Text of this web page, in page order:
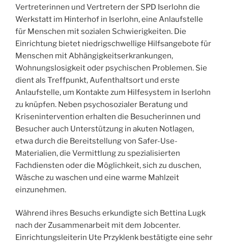
Vertreterinnen und Vertretern der SPD Iserlohn die
Werkstatt im Hinterhof in Iserlohn, eine Anlaufstelle
für Menschen mit sozialen Schwierigkeiten. Die
Einrichtung bietet niedrigschwellige Hilfsangebote für
Menschen mit Abhängigkeitserkrankungen,
Wohnungslosigkeit oder psychischen Problemen. Sie
dient als Treffpunkt, Aufenthaltsort und erste
Anlaufstelle, um Kontakte zum Hilfesystem in Iserlohn
zu knüpfen. Neben psychosozialer Beratung und
Krisenintervention erhalten die Besucherinnen und
Besucher auch Unterstützung in akuten Notlagen,
etwa durch die Bereitstellung von Safer-Use-
Materialien, die Vermittlung zu spezialisierten
Fachdiensten oder die Möglichkeit, sich zu duschen,
Wäsche zu waschen und eine warme Mahlzeit
einzunehmen.
Während ihres Besuchs erkundigte sich Bettina Lugk
nach der Zusammenarbeit mit dem Jobcenter.
Einrichtungsleiterin Ute Przyklenk bestätigte eine sehr